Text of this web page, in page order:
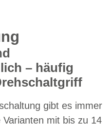
– häufig
gibt es immer
mit bis zu 14